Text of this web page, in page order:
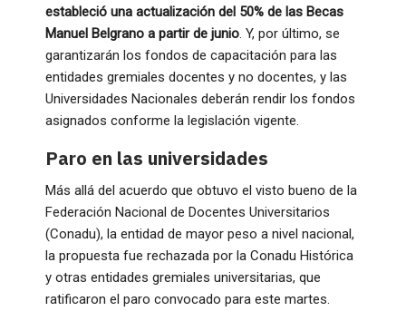
estableció una actualización del 50% de las Becas
Manuel Belgrano a partir de junio. Y, por último, se
garantizarán los fondos de capacitación para las
entidades gremiales docentes y no docentes, y las
Universidades Nacionales deberán rendir los fondos
asignados conforme la legislación vigente.
Paro en las universidades
Más allá del acuerdo que obtuvo el visto bueno de la
Federación Nacional de Docentes Universitarios
(Conadu), la entidad de mayor peso a nivel nacional,
la propuesta fue rechazada por la Conadu Histórica
y otras entidades gremiales universitarias, que
ratificaron el paro convocado para este martes.